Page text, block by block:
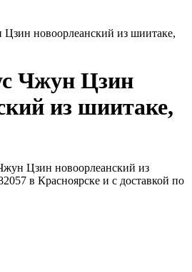
новоорлеанский из шиитаке,
Чжун Цзин
из шиитаке,